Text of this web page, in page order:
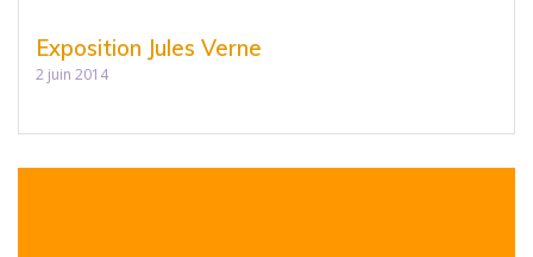
Exposition Jules Verne
2 juin 2014